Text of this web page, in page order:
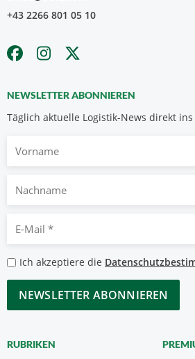
+43 2266 801 05 10
NEWSLETTER ABONNIEREN
Täglich aktuelle Logistik-News direkt ins
Nachname
Mail
*
Datenschutzbestimmungen
*
Ich akzeptiere die
CAPTCHA
RUBRIKEN